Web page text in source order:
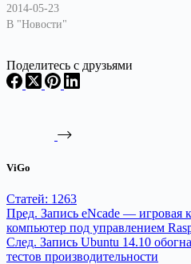
2014-05-23
В "Новости"
Поделитесь с друзьями
ViGo
Статей: 1263
Пред. Запись eNcade — игровая
компьютер под управлением
След. Запись Ubuntu 14.10
тестов производительности